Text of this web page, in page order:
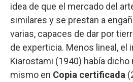
idea de que el mercado del
similares y se prestan a
varias, capaces de dar por
de experticia. Menos lineal, el
Kiarostami (1940) había
mismo en Copia certificada